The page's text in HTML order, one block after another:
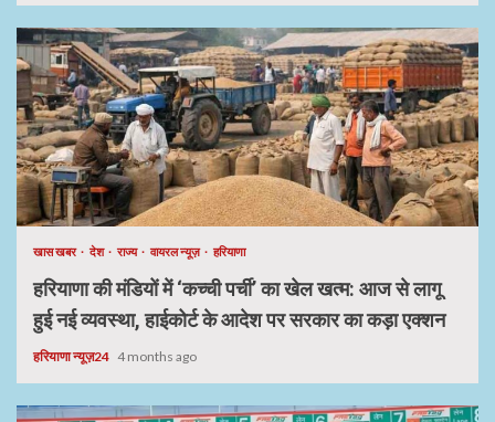
खास खबर देश राज्य वायरल न्यूज़ हरियाणा
हरियाणा की मंडियों में ‘कच्ची पर्ची’ का खेल खत्म: आज से लागू
हुई नई व्यवस्था, हाईकोर्ट के आदेश पर सरकार का कड़ा एक्शन
हरियाणा न्यूज़24 4 months ago